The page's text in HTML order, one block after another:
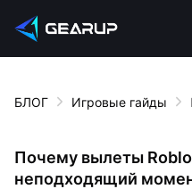
БЛОГ Игровые гайды
Почему вылеты
неподходящий